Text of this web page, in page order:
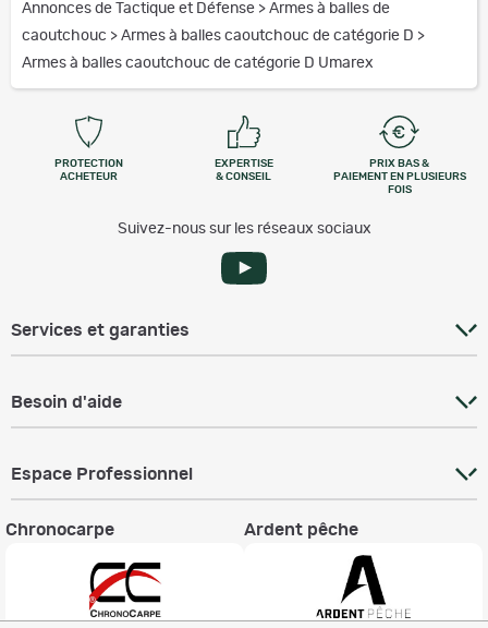
Annonces de Tactique et Défense > Armes à balles de
caoutchouc > Armes à balles caoutchouc de catégorie D >
Armes à balles caoutchouc de catégorie D Umarex
PROTECTION
ACHETEUR
EXPERTISE
& CONSEIL
PRIX BAS &
PAIEMENT EN PLUSIEURS
FOIS
Suivez-nous sur les réseaux sociaux
Services et garanties
Besoin d'aide
Espace Professionnel
Chronocarpe Ardent pêche